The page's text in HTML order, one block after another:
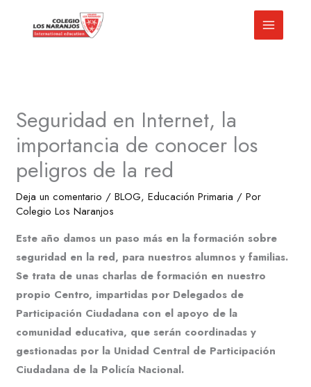
Seguridad en Internet, la
importancia de conocer los
peligros de la red
Deja un comentario /BLOG,Educación Primaria / Por
Colegio Los Naranjos
Este año damos un paso más en la formación sobre
seguridad en la red, para nuestros alumnos y familias.
Se trata de unas charlas de formación en nuestro
propio Centro, impartidas por Delegados de
Participación Ciudadana con el apoyo de la
comunidad educativa, que serán coordinadas y
gestionadas por la Unidad Central de Participación
Ciudadana de la Policía Nacional.